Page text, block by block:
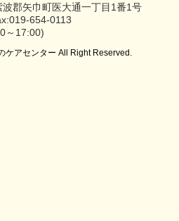
郡矢巾町医大通一丁目1番1号
654-0113
～17:00)
ケアセンター All Right Reserved.